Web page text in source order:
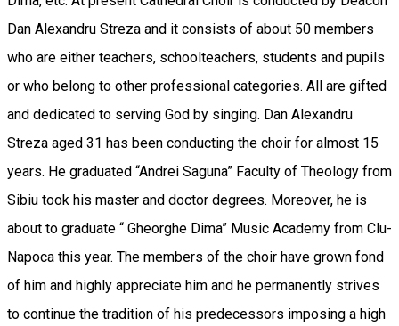
Dan Alexandru Streza and it consists of about 50 members
who are either teachers, schoolteachers, students and pupils
or who belong to other professional categories. All are gifted
and dedicated to serving God by singing. Dan Alexandru
Streza aged 31 has been conducting the choir for almost 15
years. He graduated “Andrei Saguna” Faculty of Theology from
Sibiu took his master and doctor degrees. Moreover, he is
about to graduate “ Gheorghe Dima” Music Academy from Clu-
Napoca this year. The members of the choir have grown fond
of him and highly appreciate him and he permanently strives
to continue the tradition of his predecessors imposing a high